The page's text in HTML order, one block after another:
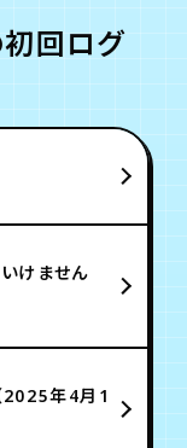
ン
初回ログ
けません
2025年4月1